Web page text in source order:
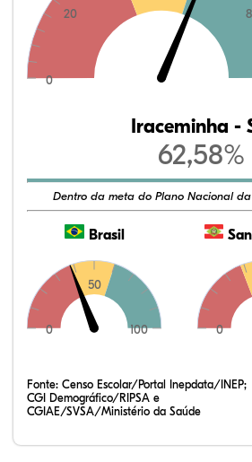
0
20
Iraceminha -
62,58%
Dentro da meta do Plano Nacional
Brasil
0
50
100 0
Fonte: Censo Escolar/Portal Inepdata/INEP;
CGI Demográfico/RIPSA e
CGIAE/SVSA/Ministério da Saúde